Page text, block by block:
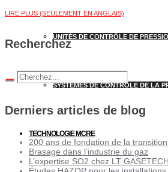
UNITÉS DE CONTRÔLE DE
SYSTÈMES DE CONTRÔLE DE LA
TECHNOLOGIE MCRE
LIRE PLUS (SEULEMENT EN ANGLAIS)
Recherchez
Derniers articles de blog
200 ans de fondation de la
Brasage dans l’industrie du gaz
L’expertise SO2 chez LT